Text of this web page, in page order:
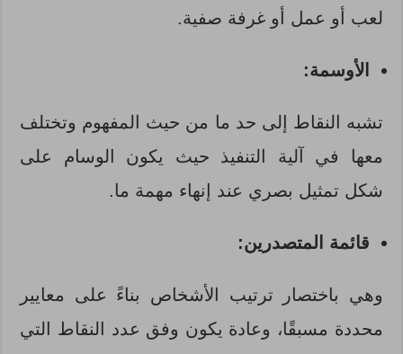
لعب أو عمل أو غرفة صفية.
الأوسمة:
تشبه النقاط إلى حد ما من حيث المفهوم وتختلف
معها في آلية التنفيذ حيث يكون الوسام على
شكل تمثيل بصري عند إنهاء مهمة ما.
قائمة المتصدرين:
وهي باختصار ترتيب الأشخاص بناءً على معايير
محددة مسبقًا، وعادة يكون وفق عدد النقاط التي